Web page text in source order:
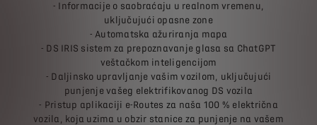
- Informacije o saobraćaju u realnom vremenu,
uključujući opasne zone
- Automatska ažuriranja mapa
- DS IRIS sistem za prepoznavanje glasa sa ChatGPT
veštačkom inteligencijom
- Daljinsko upravljanje vašim vozilom, uključujući
punjenje vašeg elektrifikovanog DS vozila
- Pristup aplikaciji e-Routes za naša 100 % električna
vozila, koja uzima u obzir stanice za punjenje na vašem